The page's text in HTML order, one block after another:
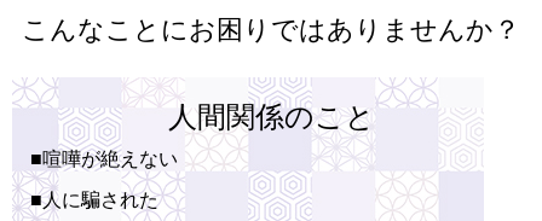
こんなことにお困りではありませんか？
人間関係のこと
■喧嘩が絶えない
■人に騙された